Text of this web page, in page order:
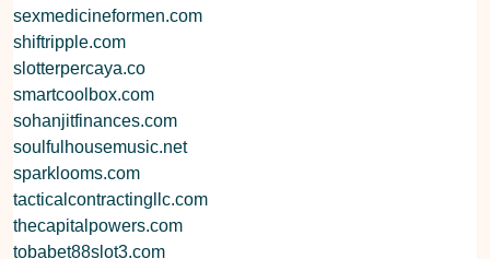
sexmedicineformen.com
shiftripple.com
slotterpercaya.co
smartcoolbox.com
sohanjitfinances.com
soulfulhousemusic.net
sparklooms.com
tacticalcontractingllc.com
thecapitalpowers.com
tobabet88slot3.com